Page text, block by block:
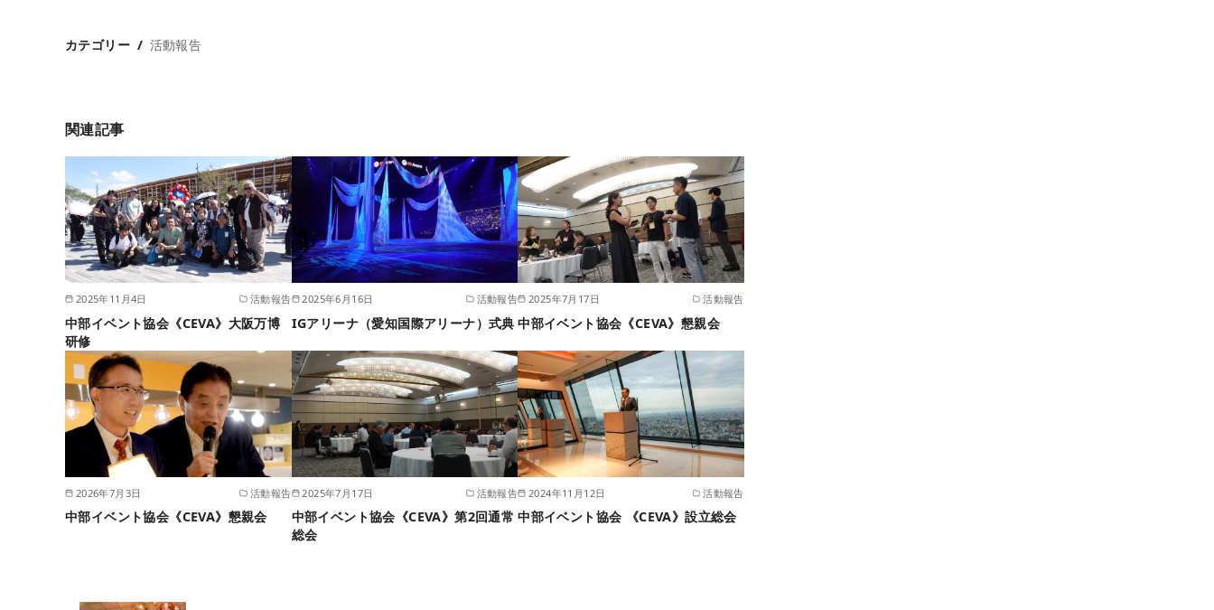
カテゴリー 活動報告
関連記事
2025年11月4日 活動報告
中部イベント協会《CEVA》大阪万博
研修
2025年6月16日 活動報告
IGアリーナ（愛知国際アリーナ）式典
2025年7月17日 活動報告
中部イベント協会《CEVA》懇親会
2026年7月3日 活動報告
中部イベント協会《CEVA》懇親会
2025年7月17日 活動報告
中部イベント協会《CEVA》第2回通常
総会
2024年11月12日 活動報告
中部イベント協会 《CEVA》設立総会